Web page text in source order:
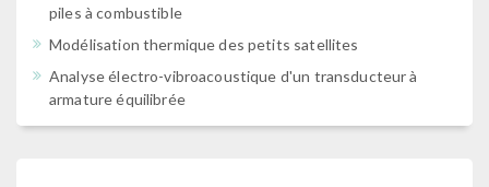
piles à combustible
Modélisation thermique des petits satellites
Analyse électro-vibroacoustique d'un transducteur à
armature équilibrée